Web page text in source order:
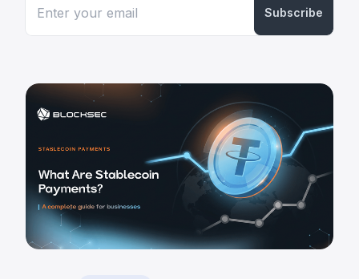
Subscribe